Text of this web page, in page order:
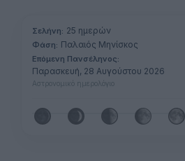
Σελήνη: 25 ημερών
Φάση: Παλαιός Μηνίσκος
Επόμενη Πανσέληνος:
Παρασκευή, 28 Αυγούστου 2026
Αστρονομικό ημερολόγιο